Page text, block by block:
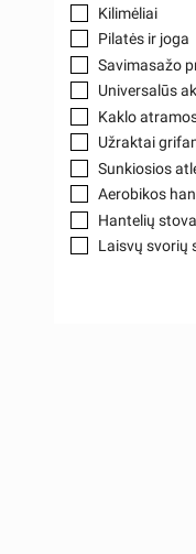
Kilimėliai
Pilatės ir joga
Savimasažo
Universalūs
Kaklo
Užraktai
Sunkiosios
Aerobikos
Hantelių
Laisvų svorių